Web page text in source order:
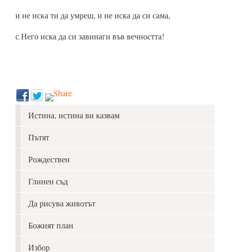
и не иска ти да умреш, и не иска да си сама,
с Него иска да си завинаги във вечността!
Истина, истина ви казвам
Пътят
Рождествен
Глинен съд
Да рисува животът
Божият план
Избор